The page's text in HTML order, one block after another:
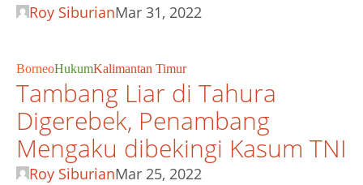
Roy SiburianMar 31, 2022
BorneoHukumKalimantan Timur
Tambang Liar di Tahura
Digerebek, Penambang
Mengaku dibekingi Kasum TNI
Roy SiburianMar 25, 2022